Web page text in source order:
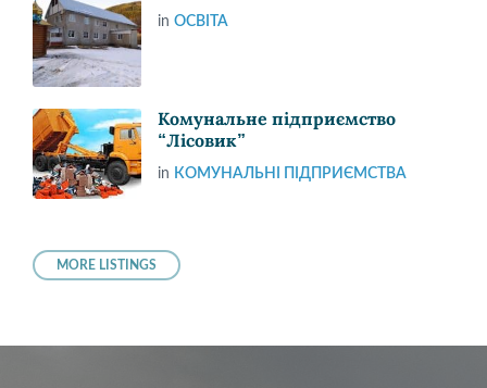
in ОСВІТА
Комунальне підприємство
“Лісовик”
in КОМУНАЛЬНІ ПІДПРИЄМСТВА
MORE LISTINGS